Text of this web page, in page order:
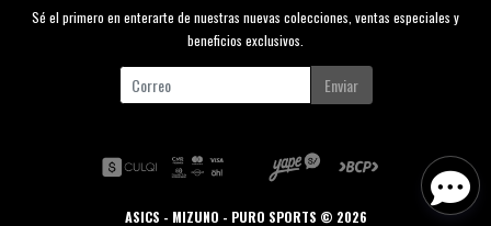
Sé el primero en enterarte de nuestras nuevas colecciones, ventas especiales y
beneficios exclusivos.
Enviar
ASICS - MIZUNO - PURO SPORTS © 2026